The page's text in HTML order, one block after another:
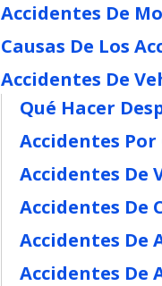
Accidentes De
Causas De Los
Accidentes De
Qué Hacer
Accidentes Por
Accidentes De
Accidentes De
Accidentes De
Accidentes De